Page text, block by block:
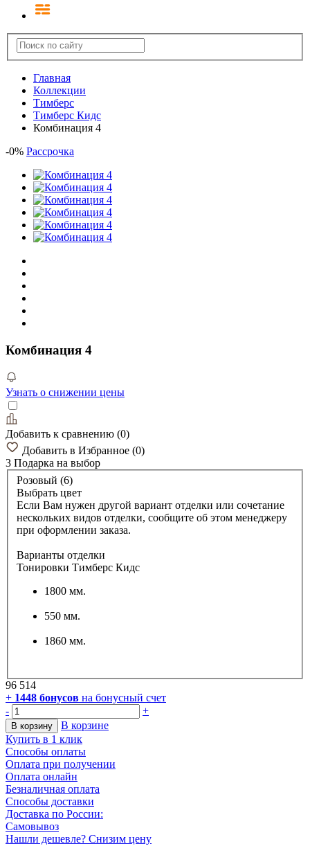
Главная
Коллекции
Тимберс
Тимберс Кидс
Комбинация 4
-0% Рассрочка
Комбинация 4
Узнать о снижении цены
Добавить к сравнению (0)
Добавить в Избранное (0)
3 Подарка на выбор
Розовый (6)
Выбрать цвет
Если Вам нужен другой вариант отделки или сочетание
нескольких видов отделки, сообщите об этом менеджеру
при оформлении заказа.
Варианты отделки
Тонировки Тимберс Кидс
1800 мм.
550 мм.
1860 мм.
96 514
+ 1448 бонусов на бонусный счет
-
+
В корзину
В корзине
Купить в 1 клик
Способы оплаты
Оплата при получении
Оплата онлайн
Безналичная оплата
Способы доставки
Доставка по России:
Самовывоз
Нашли дешевле? Снизим цену